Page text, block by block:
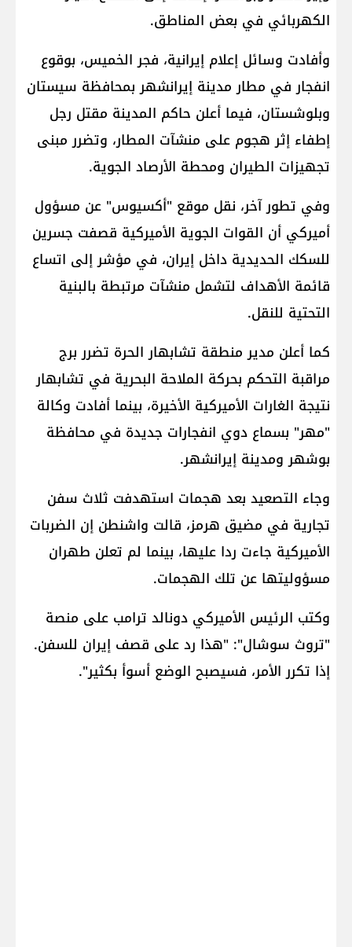
الكهربائي في بعض المناطق.
وأفادت وسائل إعلام إيرانية، فجر الخميس، بوقوع
انفجار في مطار مدينة إيرانشهر بمحافظة سيستان
وبلوشستان، فيما أعلن حاكم المدينة مقتل رجل
إطفاء إثر هجوم على منشآت المطار، وتضرر مبنى
تجهيزات الطيران ومحطة الأرصاد الجوية.
وفي تطور آخر، نقل موقع "أكسيوس" عن مسؤول
أميركي أن القوات الجوية الأميركية قصفت جسرين
للسكك الحديدية داخل إيران، في مؤشر إلى اتساع
قائمة الأهداف لتشمل منشآت مرتبطة بالبنية
التحتية للنقل.
كما أعلن مدير منطقة تشابهار الحرة تضرر برج
مراقبة التحكم بحركة الملاحة البحرية في تشابهار
نتيجة الغارات الأميركية الأخيرة، بينما أفادت وكالة
"مهر" بسماع دوي انفجارات جديدة في محافظة
بوشهر ومدينة إيرانشهر.
وجاء التصعيد بعد هجمات استهدفت ثلاث سفن
تجارية في مضيق هرمز، قالت واشنطن إن الضربات
الأميركية جاءت ردا عليها، بينما لم تعلن طهران
مسؤوليتها عن تلك الهجمات.
وكتب الرئيس الأميركي دونالد ترامب على منصة
"تروث سوشال": "هذا رد على قصف إيران للسفن.
إذا تكرر الأمر، فسيصبح الوضع أسوأ بكثير".